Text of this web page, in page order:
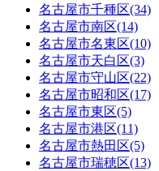
名古屋市千種区(34)
名古屋市南区(14)
名古屋市名東区(10)
名古屋市天白区(3)
名古屋市守山区(22)
名古屋市昭和区(17)
名古屋市東区(5)
名古屋市港区(11)
名古屋市熱田区(5)
名古屋市瑞穂区(13)